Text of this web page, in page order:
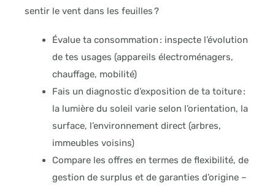
sentir le vent dans les feuilles ?
Évalue ta consommation : inspecte l’évolution
de tes usages (appareils électroménagers,
chauffage, mobilité)
Fais un diagnostic d’exposition de ta toiture :
la lumière du soleil varie selon l’orientation, la
surface, l’environnement direct (arbres,
immeubles voisins)
Compare les offres en termes de flexibilité, de
gestion de surplus et de garanties d’origine –